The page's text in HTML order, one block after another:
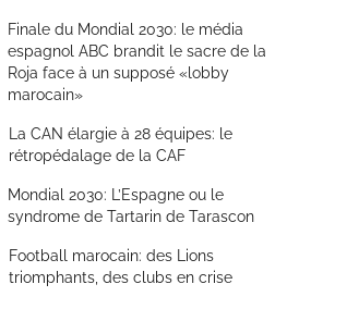
Finale du Mondial 2030: le média
espagnol ABC brandit le sacre de la
Roja face à un supposé «lobby
marocain»
La CAN élargie à 28 équipes: le
rétropédalage de la CAF
Mondial 2030: L’Espagne ou le
syndrome de Tartarin de Tarascon
Football marocain: des Lions
triomphants, des clubs en crise